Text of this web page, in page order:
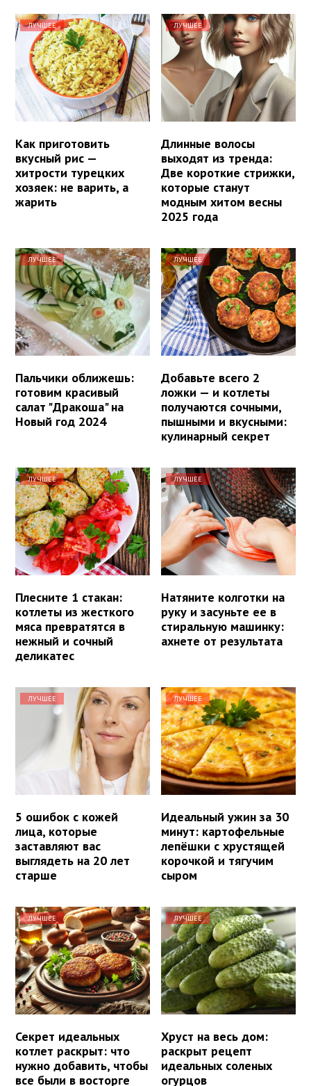
ЛУЧШЕЕ
Как приготовить
вкусный рис —
хитрости турецких
хозяек: не варить, а
жарить
ЛУЧШЕЕ
Длинные волосы
выходят из тренда:
Две короткие стрижки,
которые станут
модным хитом весны
2025 года
ЛУЧШЕЕ
Пальчики оближешь:
готовим красивый
салат "Дракоша" на
Новый год 2024
ЛУЧШЕЕ
Добавьте всего 2
ложки — и котлеты
получаются сочными,
пышными и вкусными:
кулинарный секрет
ЛУЧШЕЕ
Плесните 1 стакан:
котлеты из жесткого
мяса превратятся в
нежный и сочный
деликатес
ЛУЧШЕЕ
Натяните колготки на
руку и засуньте ее в
стиральную машинку:
ахнете от результата
ЛУЧШЕЕ
5 ошибок с кожей
лица, которые
заставляют вас
выглядеть на 20 лет
старше
ЛУЧШЕЕ
Идеальный ужин за 30
минут: картофельные
лепёшки с хрустящей
корочкой и тягучим
сыром
ЛУЧШЕЕ
Секрет идеальных
котлет раскрыт: что
нужно добавить, чтобы
все были в восторге
ЛУЧШЕЕ
Хруст на весь дом:
раскрыт рецепт
идеальных соленых
огурцов